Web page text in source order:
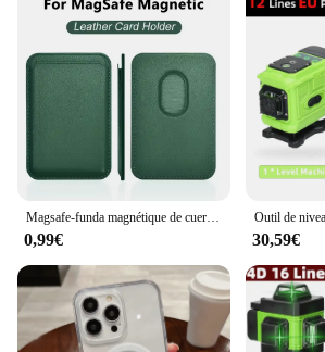
Magsafe-funda magnétique de cuero pour iPhone, carcasa de lujo con tarjetero para modelos 13, 12, 16, 14 Pro Max, 15Pro, S24
0,99€ 30,59€